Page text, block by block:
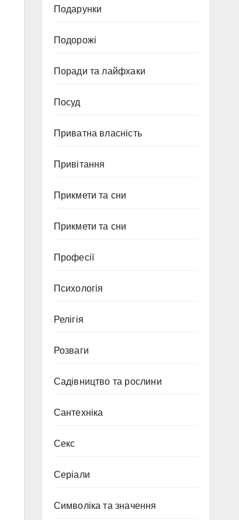
Подарунки
Подорожі
Поради та лайфхаки
Посуд
Приватна власність
Привітання
Прикмети та сни
Прикмети та сни
Професії
Психологія
Релігія
Розваги
Садівництво та рослини
Сантехніка
Секс
Серіали
Символіка та значення